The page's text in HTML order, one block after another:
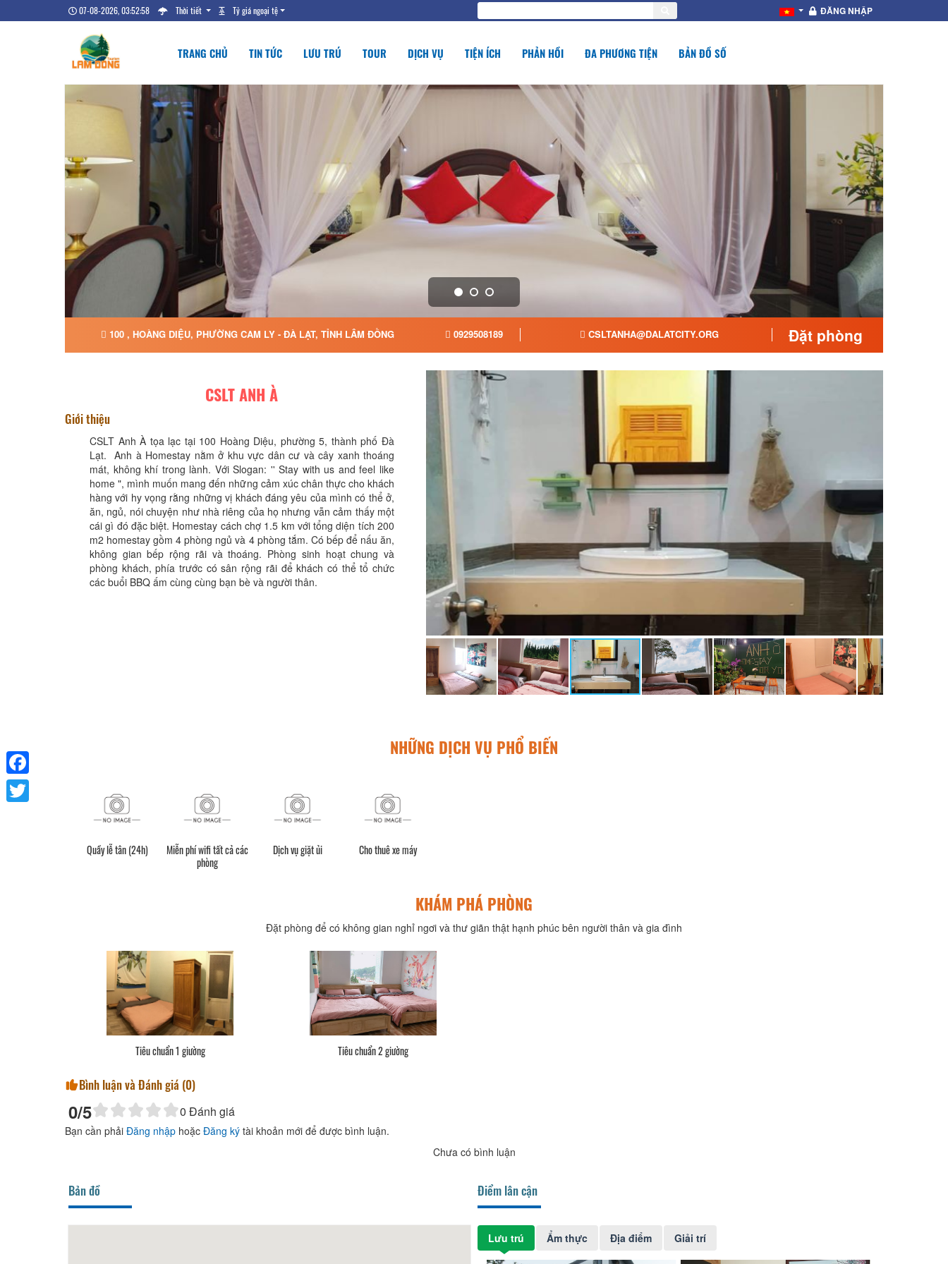
07-08-2026, 03:52:59 Thời tiết Tỷ giá ngoại tệ ĐĂNG NHẬP
TRANG CHỦ TIN TỨC LƯU TRÚ TOUR DỊCH VỤ TIỆN ÍCH PHẢN HỒI ĐA PHƯƠNG TIỆN BẢN ĐỒ SỐ
100 , HOÀNG DIỆU, PHƯỜNG CAM LY - ĐÀ LẠT, TỈNH LÂM ĐỒNG 0929508189 CSLTANHA@DALATCITY.ORG Đặt phòng
CSLT ANH À
Giới thiệu
CSLT Anh À tọa lạc tại 100 Hoàng Diệu, phường 5, thành phố Đà
Lạt. Anh à Homestay nằm ở khu vực dân cư và cây xanh thoáng
mát, không khí trong lành. Với Slogan: '' Stay with us and feel like
home ", mình muốn mang đến những cảm xúc chân thực cho khách
hàng với hy vọng rằng những vị khách đáng yêu của mình có thể ở,
ăn, ngủ, nói chuyện như nhà riêng của họ nhưng vẫn cảm thấy một
cái gì đó đặc biệt. Homestay cách chợ 1.5 km với tổng diện tích 200
m2 homestay gồm 4 phòng ngủ và 4 phòng tắm. Có bếp để nấu ăn,
không gian bếp rộng rãi và thoáng. Phòng sinh hoạt chung và
phòng khách, phía trước có sân rộng rãi để khách có thể tổ chức
các buổi BBQ ấm cùng cùng bạn bè và người thân.
NHỮNG DỊCH VỤ PHỔ BIẾN
Quầy lễ tân (24h)
Miễn phí wifi tất cả các
phòng
Dịch vụ giặt ủi Cho thuê xe máy
KHÁM PHÁ PHÒNG
Đặt phòng để có không gian nghỉ ngơi và thư giãn thật hạnh phúc bên người thân và gia đình
Tiêu chuẩn 1 giường Tiêu chuẩn 2 giường
Bình luận và Đánh giá (0)
0/5 0 Đánh giá
Bạn cần phải Đăng nhập hoặc Đăng ký tài khoản mới để được bình luận.
Chưa có bình luận
Bản đồ Điểm lân cận
Lưu trú Ẩm thực Địa điểm Giải trí
Facebook